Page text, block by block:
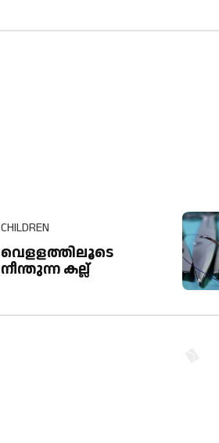
CHILDREN
വെളളത്തിലൂടെ
നീന്തുന്ന കല്ല്